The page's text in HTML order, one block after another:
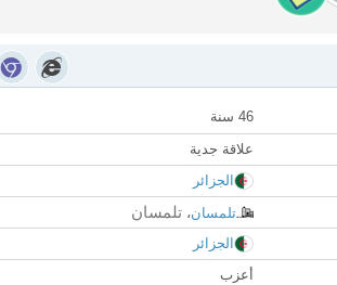
46 سنة
علاقة جدية
الجزائر
تلمسان، تلمسان
الجزائر
أعزب